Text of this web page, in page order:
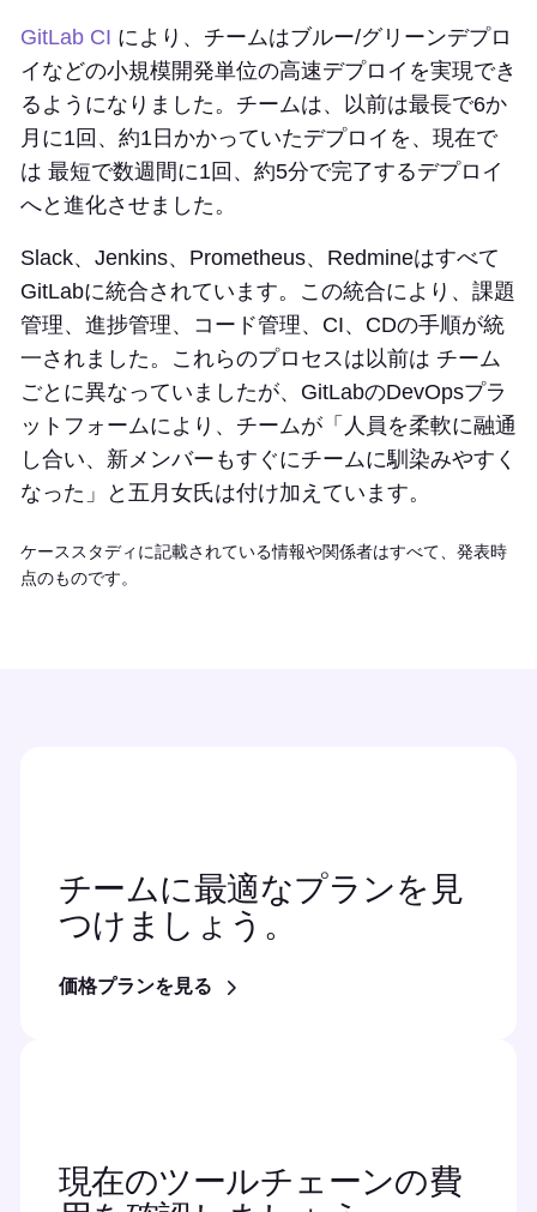
GitLab CI により、チームはブルー/グリーンデプロ
イなどの小規模開発単位の高速デプロイを実現でき
るようになりました。チームは、以前は最長で6か
月に1回、約1日かかっていたデプロイを、現在で
は 最短で数週間に1回、約5分で完了するデプロイ
へと進化させました。
Slack、Jenkins、Prometheus、Redmineはすべて
GitLabに統合されています。この統合により、課題
管理、進捗管理、コード管理、CI、CDの手順が統
一されました。これらのプロセスは以前は チーム
ごとに異なっていましたが、GitLabのDevOpsプラ
ットフォームにより、チームが「人員を柔軟に融通
し合い、新メンバーもすぐにチームに馴染みやすく
なった」と五月女氏は付け加えています。
ケーススタディに記載されている情報や関係者はすべて、発表時
点のものです。
チームに最適なプランを見
つけましょう。
価格プランを見る
現在のツールチェーンの費